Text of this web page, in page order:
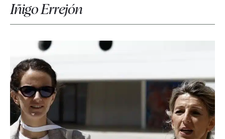
Iñigo Errejón